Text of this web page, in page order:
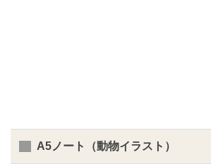
A5ノート（動物イラスト）